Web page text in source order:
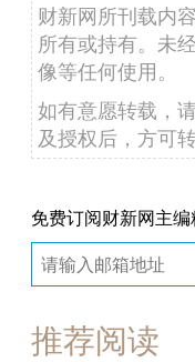
财新网所刊载内
所有或持有。未
像等任何使用。
如有意愿转载，
及授权后，方可转
免费订阅财新网主
推荐阅读